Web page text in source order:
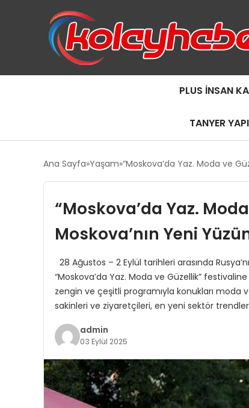
PLUS İNSAN
TANYER
Ana Sayfa Yaşam “Moskova’da Yaz. Moda ve
“Moskova’da Yaz.
Moskova’nın Yeni
28 Ağustos – 2 Eylül tarihleri arasında
“Moskova’da Yaz. Moda ve Güzellik”
zengin ve çeşitli programıyla konukları moda
sakinleri ve ziyaretçileri, en yeni sektör
admin
03 Eylül 2025